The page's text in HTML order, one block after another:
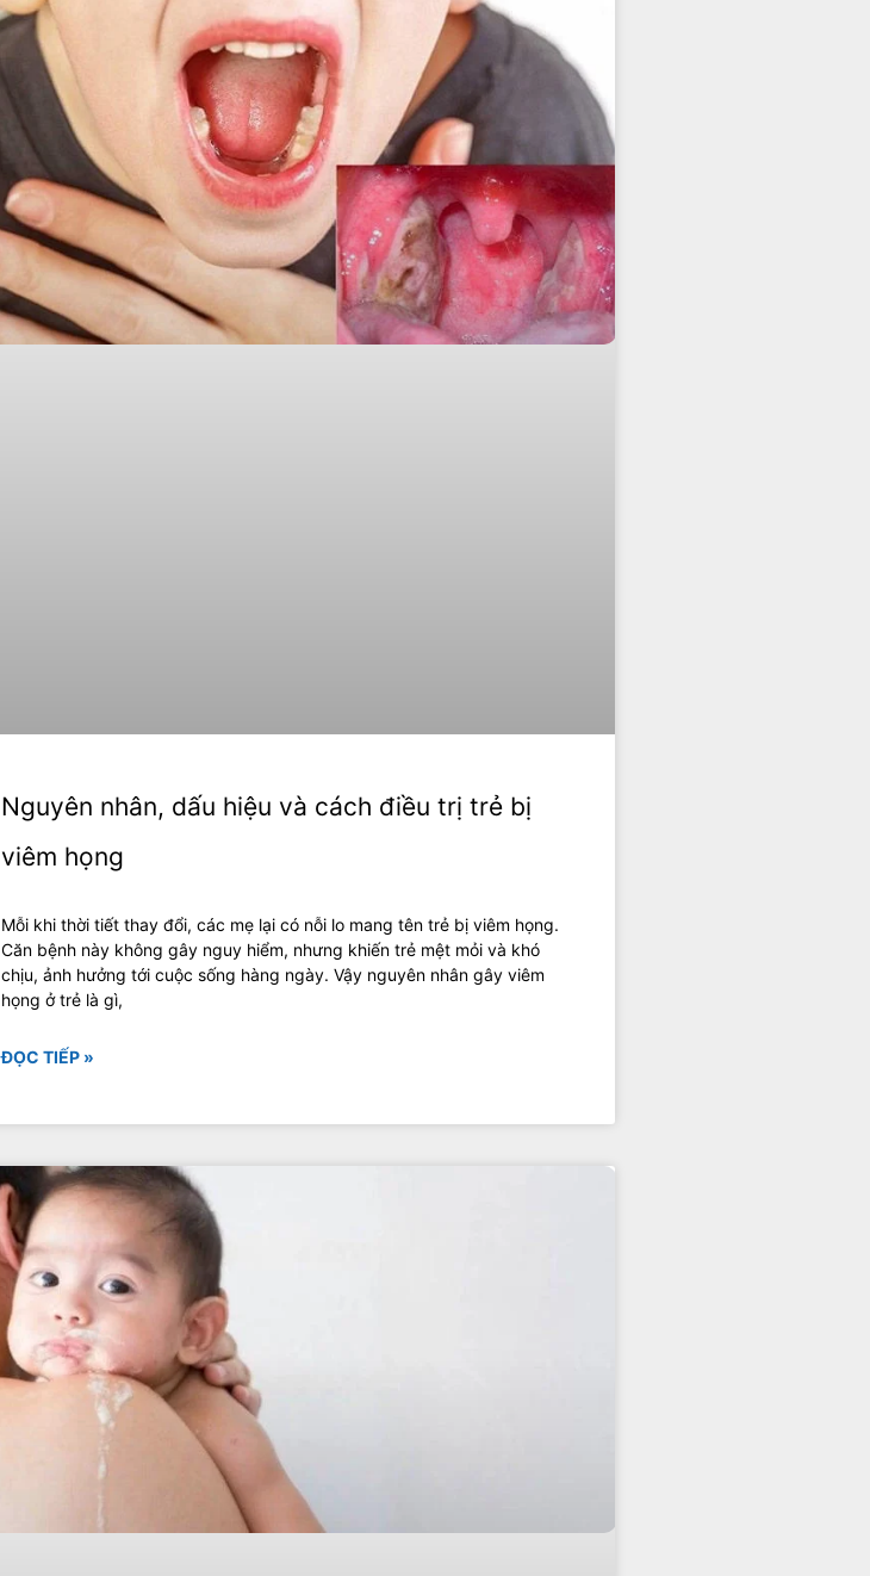
Nguyên nhân, dấu hiệu và cách điều trị trẻ bị
viêm họng
Mỗi khi thời tiết thay đổi, các mẹ lại có nỗi lo mang tên trẻ bị viêm họng.
Căn bệnh này không gây nguy hiểm, nhưng khiến trẻ mệt mỏi và khó
chịu, ảnh hưởng tới cuộc sống hàng ngày. Vậy nguyên nhân gây viêm
họng ở trẻ là gì,
ĐỌC TIẾP »